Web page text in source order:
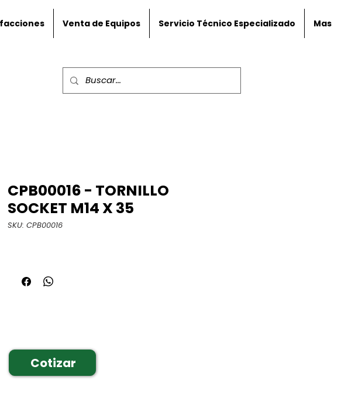
Venta de Equipos Servicio Técnico Especializado Mas
CPB00016 - TORNILLO
SOCKET M14 X 35
SKU: CPB00016
Cotizar